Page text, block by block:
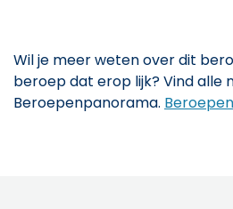
Wil je meer weten over dit
beroep dat erop lijk? Vind alle
Beroepenpanorama.